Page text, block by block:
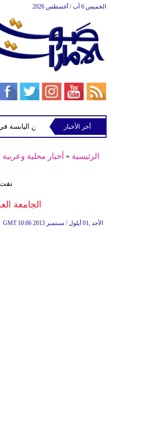
الخميس 6 آب / أغسطس 2026
الاستوائية "مايماي" تقترب من اليابسة في
أخر الأخبار
الرئيسية » أخبار محلية
الجامعة
GMT 10:06 2013 الأحد ,01 أيلول / سبتمبر